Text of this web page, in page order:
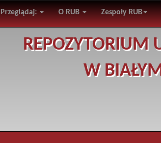
Przeglądaj: O RUB Zespoły RUB
REPOZYTORIUM
W